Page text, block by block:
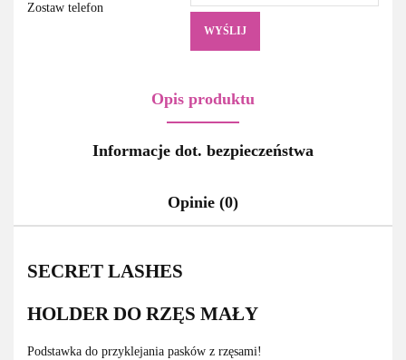
Zostaw telefon
WYŚLIJ
Opis produktu
Informacje dot. bezpieczeństwa
Opinie (0)
SECRET LASHES
HOLDER DO RZĘS MAŁY
Podstawka do przyklejania pasków z rzęsami!